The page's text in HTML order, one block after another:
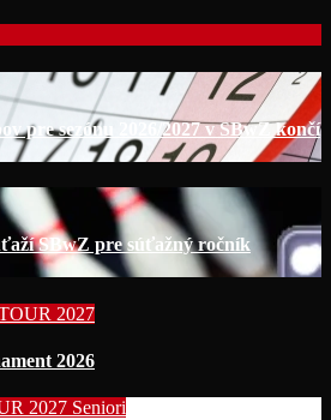
pre sezónu 2026/2027 v SBwZ končí
SBwZ pre súťažný ročník
2027
2026
2027 Seniori